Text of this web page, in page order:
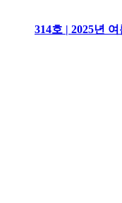
314호 | 2025년